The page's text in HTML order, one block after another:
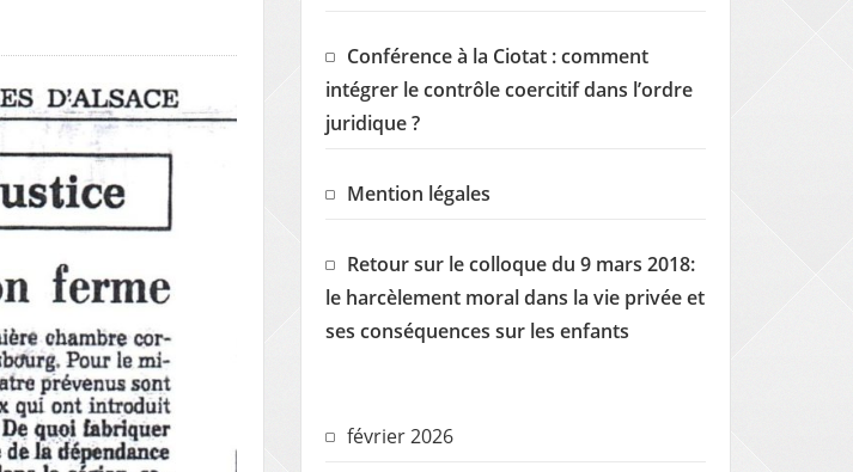
Conférence à la Ciotat : comment
intégrer le contrôle coercitif dans l’ordre
juridique ?
Mention légales
Retour sur le colloque du 9 mars 2018:
le harcèlement moral dans la vie privée et
ses conséquences sur les enfants
février 2026